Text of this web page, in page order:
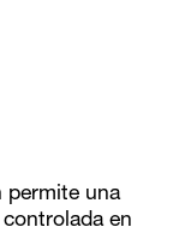
permite una
en